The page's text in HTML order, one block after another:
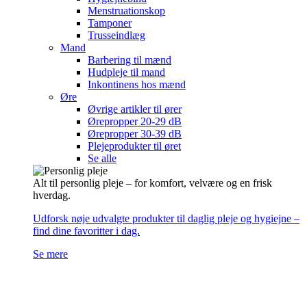
Menstruationskop
Tamponer
Trusseindlæg
Mand
Barbering til mænd
Hudpleje til mand
Inkontinens hos mænd
Øre
Øvrige artikler til ører
Ørepropper 20-29 dB
Ørepropper 30-39 dB
Plejeprodukter til øret
Se alle
Alt til personlig pleje – for komfort, velvære og en frisk
hverdag.
Udforsk nøje udvalgte produkter til daglig pleje og hygiejne –
find dine favoritter i dag.
Se mere